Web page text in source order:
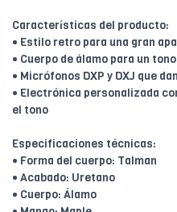
Características del producto:
• Estilo retro para una gran
• Cuerpo de álamo para un
• Micrófonos DXP y DXJ que
• Electrónica personalizada
el tono
Especificaciones técnicas:
• Forma del cuerpo: Talman
• Acabado: Uretano
• Cuerpo: Álamo